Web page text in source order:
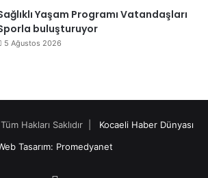
Yaşam Programı Vatandaşları
buluşturuyor
5 Ağustos 2026
Hakları Saklıdır | Kocaeli Haber Dünyası
Tasarım: Promedyanet